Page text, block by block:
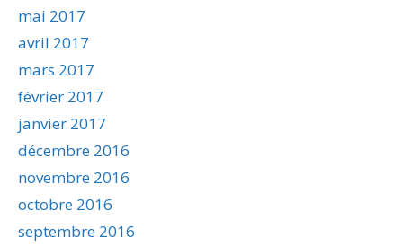
mai 2017
avril 2017
mars 2017
février 2017
janvier 2017
décembre 2016
novembre 2016
octobre 2016
septembre 2016